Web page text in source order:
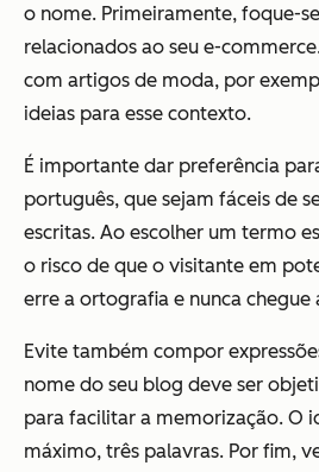
o nome. Primeiramente, foque-
relacionados ao seu e-
com artigos de moda, por
ideias para esse contexto.
É importante dar preferência
português, que sejam fáceis de
escritas. Ao escolher um termo
o risco de que o visitante em
erre a ortografia e nunca chegue
Evite também compor
nome do seu blog deve ser
para facilitar a memorização. O
máximo, três palavras. Por fim,